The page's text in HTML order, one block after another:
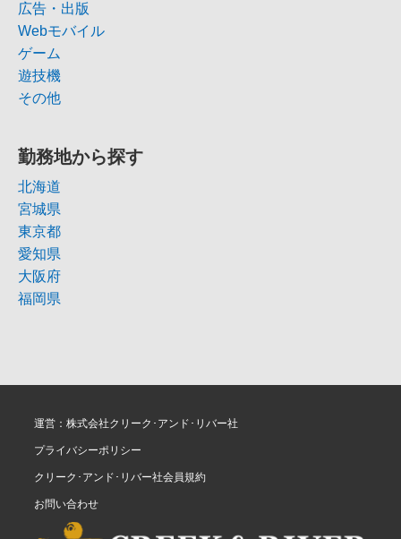
広告・出版
Webモバイル
ゲーム
遊技機
その他
勤務地から探す
北海道
宮城県
東京都
愛知県
大阪府
福岡県
運営：株式会社クリーク･アンド･リバー社
プライバシーポリシー
クリーク･アンド･リバー社会員規約
お問い合わせ